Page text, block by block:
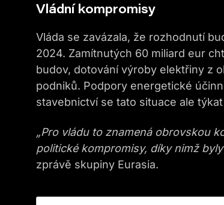
Vládní kompromisy
Vláda se zavázala, že rozhodnutí
2024. Zamítnutých 60 miliard eur
budov, dotování výroby elektřiny z
podniků. Podpory energetické
stavebnictví se tato situace ale
„Pro vládu toznamená obrovskou
politické kompromisy, díky nimž
zprávě skupiny Eurasia.